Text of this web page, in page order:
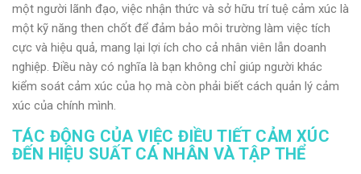
một người lãnh đạo, việc nhận thức và sở hữu trí tuệ cảm xúc là
một kỹ năng then chốt để đảm bảo môi trường làm việc tích
cực và hiệu quả, mang lại lợi ích cho cả nhân viên lẫn doanh
nghiệp. Điều này có nghĩa là bạn không chỉ giúp người khác
kiểm soát cảm xúc của họ mà còn phải biết cách quản lý cảm
xúc của chính mình.
TÁC ĐỘNG CỦA VIỆC ĐIỀU TIẾT CẢM XÚC
ĐẾN HIỆU SUẤT CÁ NHÂN VÀ TẬP THỂ